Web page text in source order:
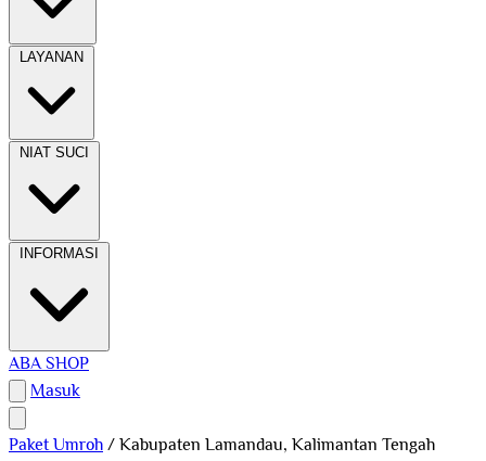
LAYANAN
NIAT SUCI
INFORMASI
ABA SHOP
Masuk
Paket Umroh/Kabupaten Lamandau, Kalimantan Tengah